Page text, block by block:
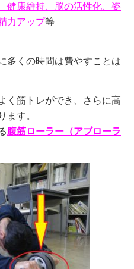
、健康維持、脳の活性化、姿
力アップ等
多くの時間は費やすことは
く筋トレができ、さらに高
ます。
腹筋ローラー（アブローラ